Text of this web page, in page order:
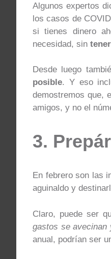
Algunos expertos
los casos de
si tienes dinero
necesidad, sin
Desde luego
posible. Y eso
demostremos que,
amigos, y no el
3.
En febrero son las
aguinaldo y
Claro, puede ser
gastos se avecinan
anual, podrían ser